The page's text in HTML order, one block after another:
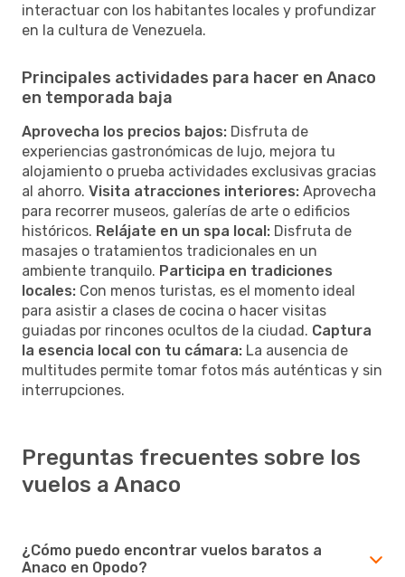
interactuar con los habitantes locales y profundizar
en la cultura de Venezuela.
Principales actividades para hacer en Anaco
en temporada baja
Aprovecha los precios bajos: Disfruta de
experiencias gastronómicas de lujo, mejora tu
alojamiento o prueba actividades exclusivas gracias
al ahorro. Visita atracciones interiores: Aprovecha
para recorrer museos, galerías de arte o edificios
históricos. Relájate en un spa local: Disfruta de
masajes o tratamientos tradicionales en un
ambiente tranquilo. Participa en tradiciones
locales: Con menos turistas, es el momento ideal
para asistir a clases de cocina o hacer visitas
guiadas por rincones ocultos de la ciudad. Captura
la esencia local con tu cámara: La ausencia de
multitudes permite tomar fotos más auténticas y sin
interrupciones.
Preguntas frecuentes sobre los
vuelos a Anaco
¿Cómo puedo encontrar vuelos baratos a
Anaco en Opodo?